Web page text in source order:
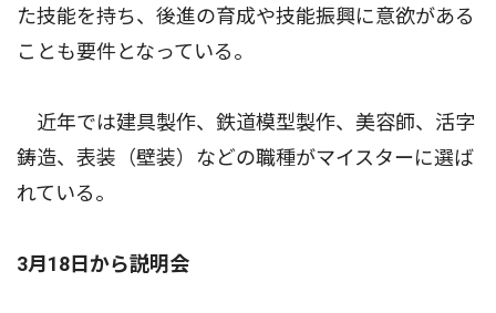
た技能を持ち、後進の育成や技能振興に意欲がある
ことも要件となっている。
近年では建具製作、鉄道模型製作、美容師、活字
鋳造、表装（壁装）などの職種がマイスターに選ば
れている。
3月18日から説明会